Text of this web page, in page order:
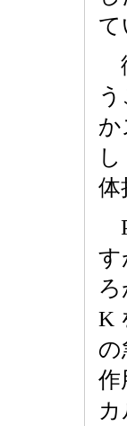
て
か
体
す
K
の
作